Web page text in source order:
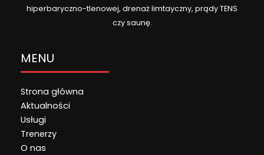
hiperbaryczno-tlenowej, drenaż limtayczny, prądy TENS
czy saunę.
MENU
Strona główna
Aktualności
Usługi
Trenerzy
O nas